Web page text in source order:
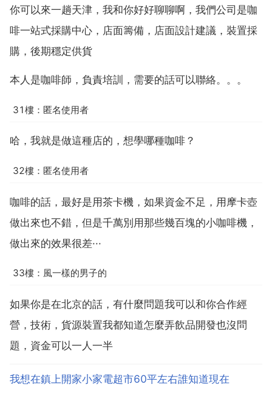
你可以來一趟天津，我和你好好聊聊啊，我們公司是咖
啡一站式採購中心，店面籌備，店面設計建議，裝置採
購，後期穩定供貨
本人是咖啡師，負責培訓，需要的話可以聯絡。。。
31樓：匿名使用者
哈，我就是做這種店的，想學哪種咖啡？
32樓：匿名使用者
咖啡的話，最好是用茶卡機，如果資金不足，用摩卡壺
做出來也不錯，但是千萬別用那些幾百塊的小咖啡機，
做出來的效果很差···
33樓：風一樣的男子的
如果你是在北京的話，有什麼問題我可以和你合作經
營，技術，貨源裝置我都知道怎麼弄飲品開發也沒問
題，資金可以一人一半
我想在鎮上開家小家電超市60平左右誰知道現在